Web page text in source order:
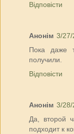
Відповісти
Анонім 3/27/
Пока даже
получили.
Відповісти
Анонім 3/28/
Да, второй
подходит к